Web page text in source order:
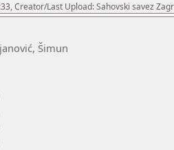
Creator/Last Upload: Sahovski savez
Šimun